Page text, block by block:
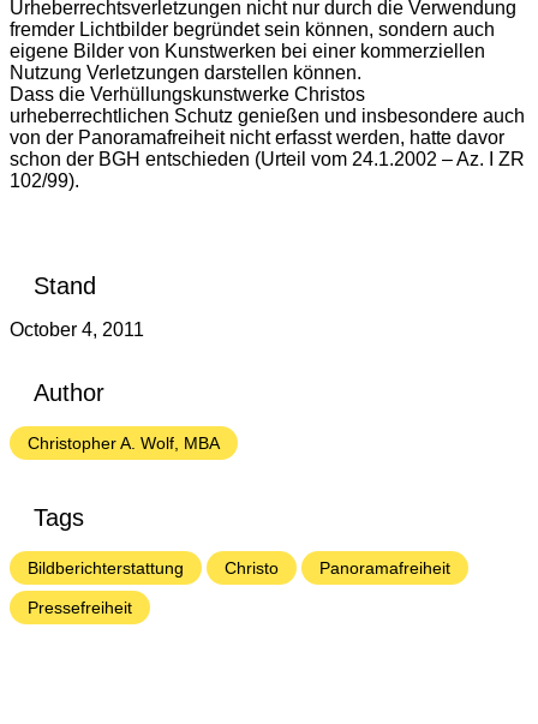
Urheberrechtsverletzungen nicht nur durch die Verwendung
fremder Lichtbilder begründet sein können, sondern auch
eigene Bilder von Kunstwerken bei einer kommerziellen
Nutzung Verletzungen darstellen können.
Dass die Verhüllungskunstwerke Christos
urheberrechtlichen Schutz genießen und insbesondere auch
von der Panoramafreiheit nicht erfasst werden, hatte davor
schon der BGH entschieden (Urteil vom 24.1.2002 – Az. I ZR
102/99).
Stand
October 4, 2011
Author
Christopher A. Wolf, MBA
Tags
Bildberichterstattung Christo Panoramafreiheit
Pressefreiheit